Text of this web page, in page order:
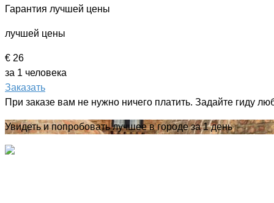
Гарантия лучшей цены
лучшей цены
€ 26
за 1 человека
Заказать
При заказе вам не нужно ничего платить. Задайте гиду
Увидеть и попробовать лучшее в городе за 1 день